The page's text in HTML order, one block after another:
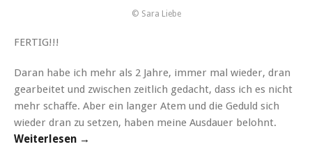
© Sara Liebe
FERTIG!!!
Daran habe ich mehr als 2 Jahre, immer mal wieder, dran
gearbeitet und zwischen zeitlich gedacht, dass ich es nicht
mehr schaffe. Aber ein langer Atem und die Geduld sich
wieder dran zu setzen, haben meine Ausdauer belohnt.
Weiterlesen →